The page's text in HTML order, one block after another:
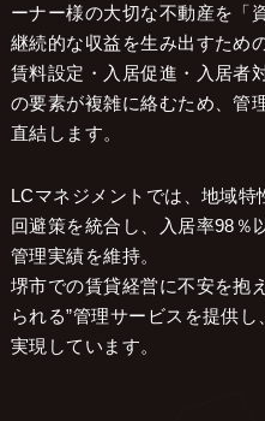
ーナー様の大切な不動産を「
継続的な収益を生み出すため
賃料設定・入居促進・入居者
の要素が複雑に絡むため、管
直結します。
LCマネジメントでは、地域特
回避策を統合し、入居率98％
管理実績を維持。
堺市での賃貸経営に不安を抱
られる”管理サービスを提供
実現しています。